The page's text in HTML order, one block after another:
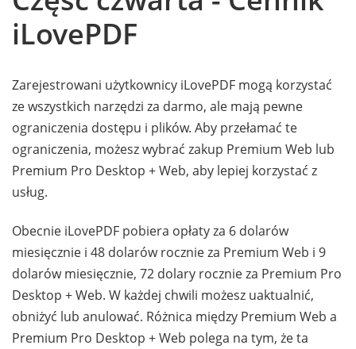
iLovePDF
Zarejestrowani użytkownicy iLovePDF mogą korzystać
ze wszystkich narzędzi za darmo, ale mają pewne
ograniczenia dostępu i plików. Aby przełamać te
ograniczenia, możesz wybrać zakup Premium Web lub
Premium Pro Desktop + Web, aby lepiej korzystać z
usług.
Obecnie iLovePDF pobiera opłaty za 6 dolarów
miesięcznie i 48 dolarów rocznie za Premium Web i 9
dolarów miesięcznie, 72 dolary rocznie za Premium Pro
Desktop + Web. W każdej chwili możesz uaktualnić,
obniżyć lub anulować. Różnica między Premium Web a
Premium Pro Desktop + Web polega na tym, że ta